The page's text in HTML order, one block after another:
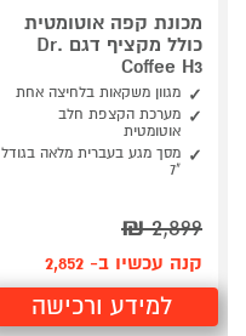
מכונת קפה אוטומטית
כולל מקציף דגם Dr.
Coffee H3
מגוון משקאות בלחיצה אחת
מערכת הקצפת חלב
אוטומטית
מסך מגע בעברית מלאה בגודל
"7
2,899
₪
קנה עכשיו ב- 2,852
למידע ורכישה